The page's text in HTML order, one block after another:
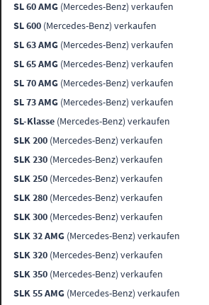
SL 60 AMG (Mercedes-Benz) verkaufen
SL 600 (Mercedes-Benz) verkaufen
SL 63 AMG (Mercedes-Benz) verkaufen
SL 65 AMG (Mercedes-Benz) verkaufen
SL 70 AMG (Mercedes-Benz) verkaufen
SL 73 AMG (Mercedes-Benz) verkaufen
SL-Klasse (Mercedes-Benz) verkaufen
SLK 200 (Mercedes-Benz) verkaufen
SLK 230 (Mercedes-Benz) verkaufen
SLK 250 (Mercedes-Benz) verkaufen
SLK 280 (Mercedes-Benz) verkaufen
SLK 300 (Mercedes-Benz) verkaufen
SLK 32 AMG (Mercedes-Benz) verkaufen
SLK 320 (Mercedes-Benz) verkaufen
SLK 350 (Mercedes-Benz) verkaufen
SLK 55 AMG (Mercedes-Benz) verkaufen